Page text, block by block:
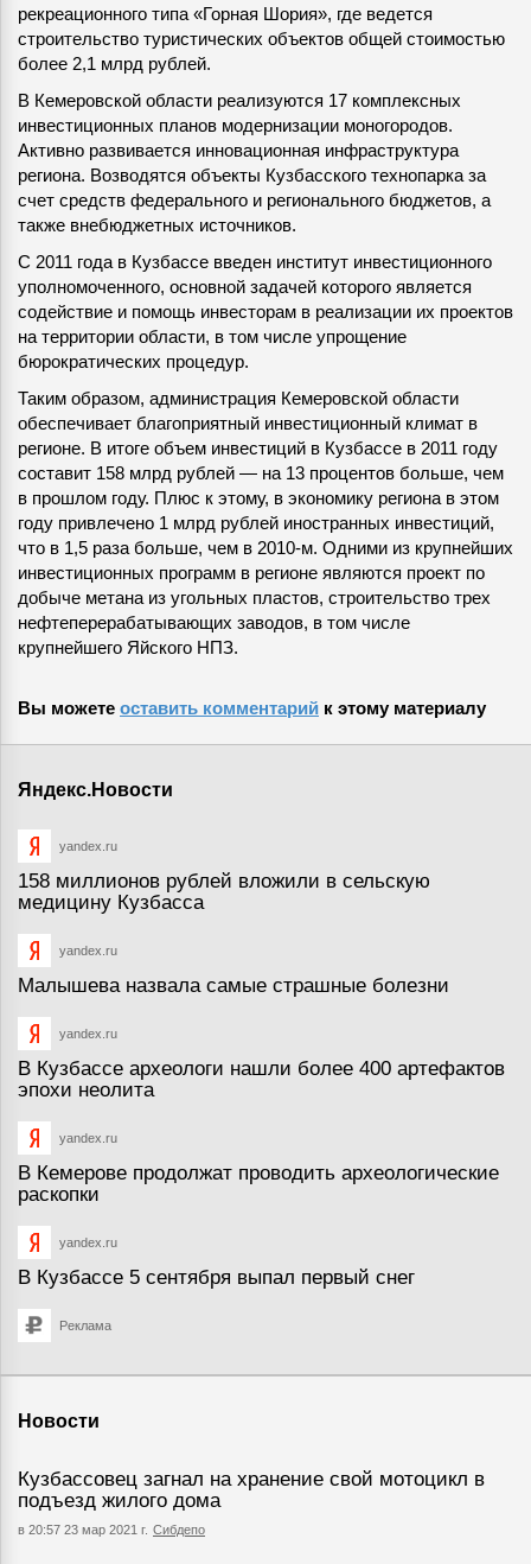
рекреационного типа «Горная Шория», где ведется
строительство туристических объектов общей стоимостью
более 2,1 млрд рублей.
В Кемеровской области реализуются 17 комплексных
инвестиционных планов модернизации моногородов.
Активно развивается инновационная инфраструктура
региона. Возводятся объекты Кузбасского технопарка за
счет средств федерального и регионального бюджетов, а
также внебюджетных источников.
С 2011 года в Кузбассе введен институт инвестиционного
уполномоченного, основной задачей которого является
содействие и помощь инвесторам в реализации их проектов
на территории области, в том числе упрощение
бюрократических процедур.
Таким образом, администрация Кемеровской области
обеспечивает благоприятный инвестиционный климат в
регионе. В итоге объем инвестиций в Кузбассе в 2011 году
составит 158 млрд рублей — на 13 процентов больше, чем
в прошлом году. Плюс к этому, в экономику региона в этом
году привлечено 1 млрд рублей иностранных инвестиций,
что в 1,5 раза больше, чем в 2010-м. Одними из крупнейших
инвестиционных программ в регионе являются проект по
добыче метана из угольных пластов, строительство трех
нефтеперерабатывающих заводов, в том числе
крупнейшего Яйского НПЗ.
Вы можете оставить комментарий к этому материалу
Яндекс.Новости
yandex.ru
158 миллионов рублей вложили в сельскую
медицину Кузбасса
yandex.ru
Малышева назвала самые страшные болезни
yandex.ru
В Кузбассе археологи нашли более 400 артефактов
эпохи неолита
yandex.ru
В Кемерове продолжат проводить археологические
раскопки
yandex.ru
В Кузбассе 5 сентября выпал первый снег
Реклама
Новости
Кузбассовец загнал на хранение свой мотоцикл в
подъезд жилого дома
в 20:57 23 мар 2021 г. Сибдепо